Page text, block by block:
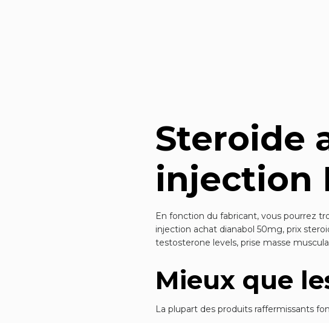
Steroide
injection
En fonction du fabricant, vous pourrez
injection achat dianabol 50mg, prix
testosterone levels, prise masse
Mieux que
La plupart des produits raffermissants